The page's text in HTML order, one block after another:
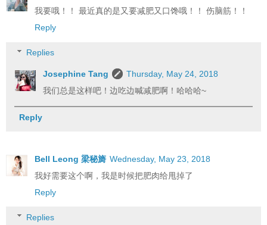
我要哦！！ 最近真的是又要减肥又口馋哦！！ 伤脑筋！！
Reply
Replies
Josephine Tang
Thursday, May 24, 2018
我们总是这样吧！边吃边喊减肥啊！哈哈哈~
Reply
Bell Leong 梁秘旖 Wednesday, May 23, 2018
我好需要这个啊，我是时候把肥肉给甩掉了
Reply
Replies